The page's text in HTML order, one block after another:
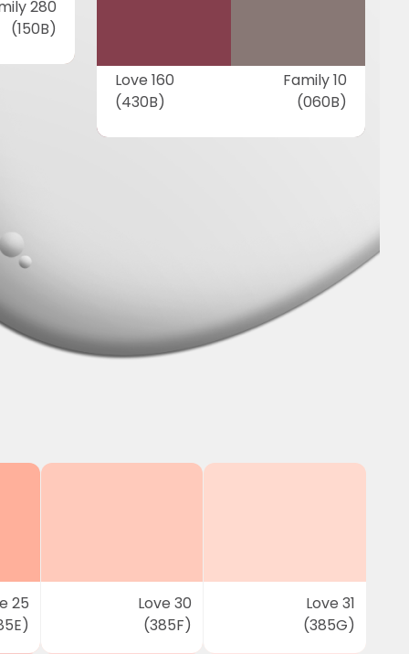
280
(150B)
Love 160
(430B)
Family 10
(060B)
25
Love 30
(385F)
Love 31
(385G)